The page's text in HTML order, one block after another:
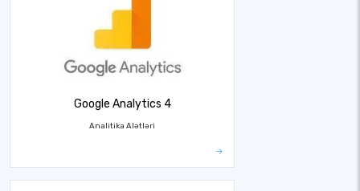
Google Analytics 4
Analitika Alətləri